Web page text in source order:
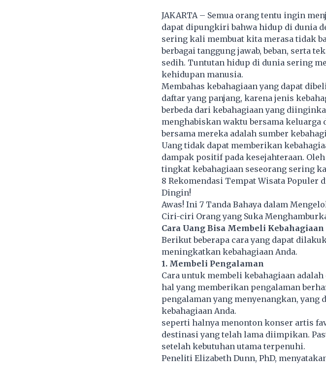
JAKARTA – Semua orang tentu ingin
dapat dipungkiri bahwa hidup di dunia
sering kali membuat kita merasa tidak
berbagai tanggung jawab, beban, serta
sedih. Tuntutan hidup di dunia sering
kehidupan manusia.
Membahas kebahagiaanyang dapat
daftar yang panjang, karena jenis
berbeda dari kebahagiaan yang
menghabiskan waktu bersama
bersama mereka adalah sumber
Uang tidak dapat memberikan
dampak positif pada kesejahteraan.
tingkat kebahagiaan seseorang sering
8 Rekomendasi Tempat Wisata Populer
Dingin!
Awas! Ini 7 Tanda Bahaya dalam
Ciri-ciri Orang yang Suka
Cara Uang Bisa Membeli Kebahagiaan
Berikut beberapa cara yang dapat
meningkatkan kebahagiaan Anda.
1. Membeli Pengalaman
Cara untuk membeli kebahagiaan
hal yang memberikan pengalaman
pengalaman yang menyenangkan,
kebahagiaan Anda.
seperti halnya menonton konser artis
destinasi yang telah lama diimpikan.
setelah kebutuhan utama terpenuhi.
Peneliti Elizabeth Dunn, PhD,